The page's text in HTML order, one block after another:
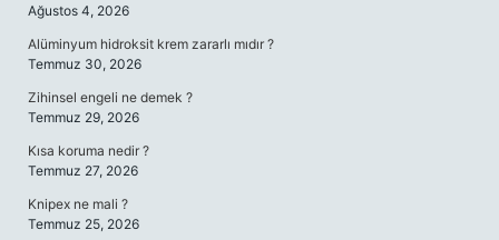
Ağustos 4, 2026
Alüminyum hidroksit krem zararlı mıdır ?
Temmuz 30, 2026
Zihinsel engeli ne demek ?
Temmuz 29, 2026
Kısa koruma nedir ?
Temmuz 27, 2026
Knipex ne mali ?
Temmuz 25, 2026